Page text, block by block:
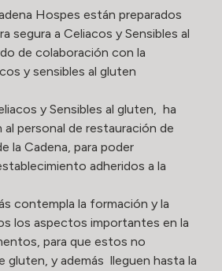
Hospes están preparados
segura a Celiacos y Sensibles al
de colaboración con la
y sensibles al gluten
y Sensibles al gluten, ha
personal de restauración de
la Cadena, para poder
adheridos a la
contempla la formación y la
los aspectos importantes en la
para que estos no
gluten, y además lleguen hasta la